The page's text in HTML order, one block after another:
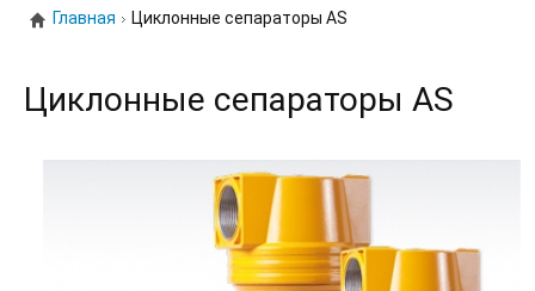
Главная Циклонные сепараторы AS
Циклонные сепараторы AS